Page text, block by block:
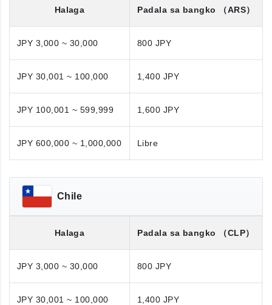
Halaga Padala sa bangko （ARS）
JPY 3,000 ~ 30,000 800 JPY
JPY 30,001 ~ 100,000 1,400 JPY
JPY 100,001 ~ 599,999 1,600 JPY
JPY 600,000 ~ 1,000,000 Libre
Chile
Halaga Padala sa bangko （CLP）
JPY 3,000 ~ 30,000 800 JPY
JPY 30,001 ~ 100,000 1,400 JPY